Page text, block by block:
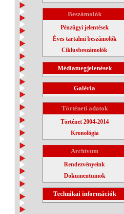
Beszámolók
Pénzügyi jelentések
Éves tartalmi beszámolók
Ciklusbeszámolók
Médiamegjelenések
Galéria
Történeti adatok
Történet 2004-2014
Kronológia
Archívum
Rendezvényeink
Dokumentumok
Technikai információk